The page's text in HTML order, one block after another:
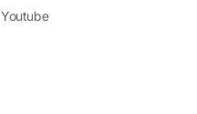
Youtube